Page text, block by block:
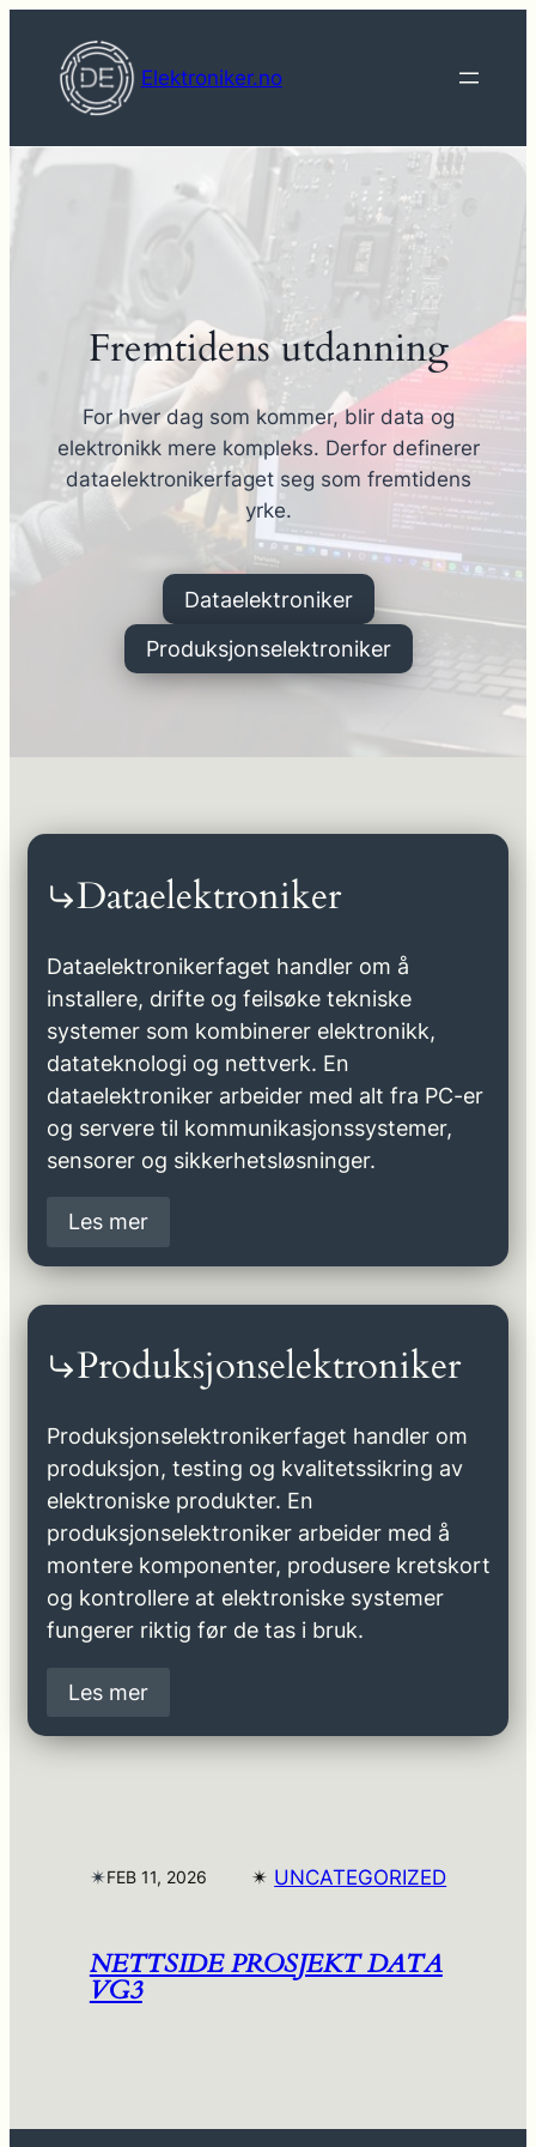
innhold
Elektroniker.no
Fremtidens utdanning
For hver dag som kommer, blir data og
elektronikk mere kompleks. Derfor definerer
dataelektronikerfaget seg som fremtidens
yrke.
Dataelektroniker
Produksjonselektroniker
Dataelektroniker
Dataelektronikerfaget handler om å
installere, drifte og feilsøke tekniske
systemer som kombinerer elektronikk,
datateknologi og nettverk. En
dataelektroniker arbeider med alt fra PC-er
og servere til kommunikasjonssystemer,
sensorer og sikkerhetsløsninger.
Les mer
Produksjonselektroniker
Produksjonselektronikerfaget handler om
produksjon, testing og kvalitetssikring av
elektroniske produkter. En
produksjonselektroniker arbeider med å
montere komponenter, produsere kretskort
og kontrollere at elektroniske systemer
fungerer riktig før de tas i bruk.
Les mer
✴︎FEB 11, 2026 ✴︎ UNCATEGORIZED
NETTSIDE PROSJEKT DATA
VG3